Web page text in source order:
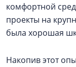
комфортной
проекты на
была хорошая
Накопив этот